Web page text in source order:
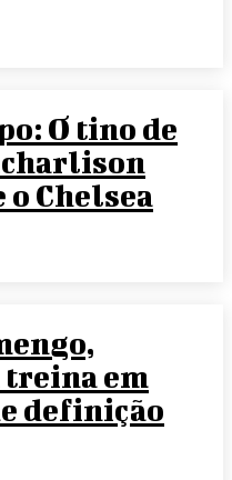
O tino de
Chelsea
em
definição